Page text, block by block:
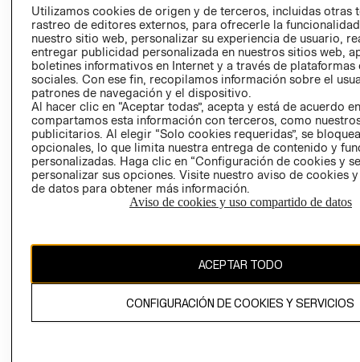
AVISO DE
PRIVACIDAD
GIFT CARD
AVISO DE
COOKIES
Chile ($)
El contenido de esta página web está protegido por copyright y es
propiedad de H&M Hennes & Mauritz AB.
Utilizamos cookies de origen y de terceros, incluidas otras
rastreo de editores externos, para ofrecerle la
nuestro sitio web, personalizar su experiencia de usuario,
entregar publicidad personalizada en nuestros sitios web,
boletines informativos en Internet y a través de plataformas
sociales. Con ese fin, recopilamos información sobre el
patrones de navegación y el dispositivo.
Al hacer clic en “Aceptar todas”, acepta y está de acuerdo
compartamos esta información con terceros, como
publicitarios. Al elegir “Solo cookies requeridas”, se
opcionales, lo que limita nuestra entrega de contenido y
personalizadas. Haga clic en “Configuración de cookies y
personalizar sus opciones. Visite nuestro aviso de cookies
de datos para obtener más información.
Aviso de cookies y uso compartido de datos
ACEPTAR TODO
CONFIGURACIÓN DE COOKIES Y SERVICIOS